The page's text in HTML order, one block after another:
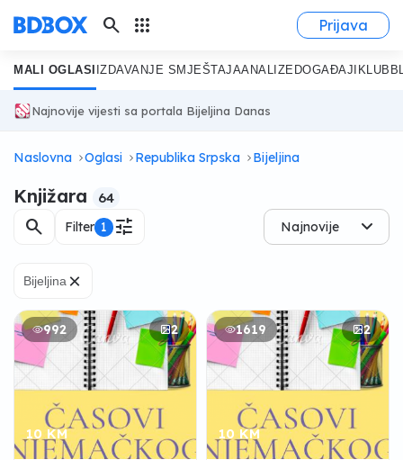
search apps Prijava
MALI OGLASI IZDAVANJE SMJEŠTAJAANALIZE DOGAĐAJI KLUB
Najnovije vijesti sa portala Bijeljina Danas
Naslovna Oglasi Republika Srpska Bijeljina
Knjižara 64
search Filter 1 tune Najnovije
Bijeljina×
992 2
10 KM
1619 2
10 KM